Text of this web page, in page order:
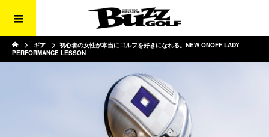
ギア
初心者の女性が本当にゴルフを好きになれる。NEW ONOFF LADY
PERFORMANCE LESSON